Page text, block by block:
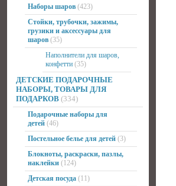
Наборы шаров (423)
Стойки, трубочки, зажимы,
грузики и аксессуары для
шаров (35)
Наполнители для шаров,
конфетти (35)
ДЕТСКИЕ ПОДАРОЧНЫЕ
НАБОРЫ, ТОВАРЫ ДЛЯ
ПОДАРКОВ (334)
Подарочные наборы для
детей (46)
Постельное белье для детей (3)
Блокноты, раскраски, пазлы,
наклейки (124)
Детская посуда (11)